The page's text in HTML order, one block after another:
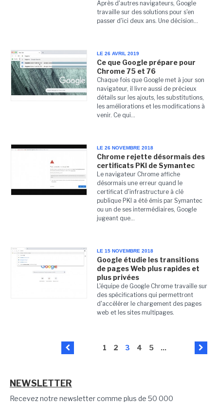
Après d'autres navigateurs, Google
travaille sur des solutions pour s'en
passer d'ici deux ans. Une décision...
LE 26 AVRIL 2019
Ce que Google prépare pour
Chrome 75 et 76
Chaque fois que Google met à jour son
navigateur, il livre aussi de précieux
détails sur les ajouts, les substitutions,
les améliorations et les modifications à
venir. Ce qui...
LE 26 NOVEMBRE 2018
Chrome rejette désormais des
certificats PKI de Symantec
Le navigateur Chrome affiche
désormais une erreur quand le
certificat d'infrastructure à clé
publique PKI a été émis par Symantec
ou un de ses intermédiaires, Google
jugeant que...
LE 15 NOVEMBRE 2018
Google étudie les transitions
de pages Web plus rapides et
plus privées
L'équipe de Google Chrome travaille sur
des spécifications qui permettront
d'accélérer le chargement des pages
web et les sites multipages.
1 2 3 4 5 ...
NEWSLETTER
Recevez notre newsletter comme plus de 50 000